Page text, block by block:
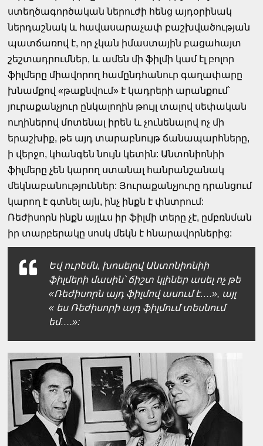
ստեղծագործական ներուժի հենց այդօրինակ
ներդաշնակ և հավասարաչափ բաշխվածության
պատճառով է, որ չկան իմաստային բացահայտ
շեշտադրումներ, և ամեն մի ֆիլմի կամ էլ բոլոր
ֆիլմերը միավորող համընդհանուր գաղափարը
խնամքով «թաքնվում» է կադրերի արանքում՝
յուրաքանչյուր ընկալողին թույլ տալով սեփական
ուղիներով մոտենալ իրեն և չունենալով ոչ մի
երաշխիք, թե այդ տարաբնույթ ճանապարհները,
ի վերջո, կհանգեն նույն կետին: Անտոնիոնիի
ֆիլմերը չեն կարող ստանալ հանրանշանակ
մեկնաբանություններ: Յուրաքանչյուրը դրանցում
կարող է գտնել այն, ինչ ինքն է փնտրում:
Ռեժիսորն ինքն այլևս իր ֆիլմի տերը չէ, ըմբռնման
իր տարբերակը սոսկ մեկն է հնարավորներից:
Եվ ուրեմն, խոսելով Անտոնիոնիի
ֆիլմերի մասին՝ ճիշտ կլիներ ասել ոչ թե
«Ռեժիսորն այդ ֆիլմով ասում է….», այլ
« ես Ռեժիսորի այդ ֆիլմում տեսնում
եմ….»: